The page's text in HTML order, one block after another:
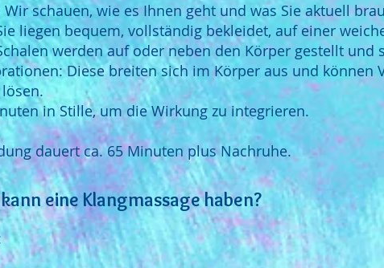
Wir schauen, wie es Ihnen geht und was Sie aktuell
liegen bequem, vollständig bekleidet, auf einer
werden auf oder neben den Körper gestellt und
Diese breiten sich im Körper aus und können
in Stille, um die Wirkung zu integrieren.
dauert ca. 65 Minuten plus Nachruhe.
eine Klangmassage haben?